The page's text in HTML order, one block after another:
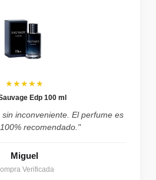
★★★★★
Edp 100 ml
inconveniente. El perfume es
recomendado."
Miguel
Verificada